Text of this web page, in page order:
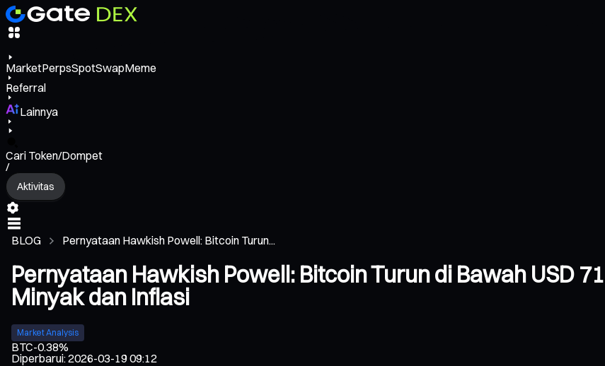
MarketPerpsSpotSwapMeme
Referral
Lainnya
Cari Token/Dompet
/
Aktivitas
BLOG Pernyataan Hawkish Powell: Bitcoin Turun...
Pernyataan Hawkish Powell: Bitcoin Turun di Bawah USD
Minyak dan Inflasi
Market Analysis
BTC-0.38%
Diperbarui:2026-03-19 09:12